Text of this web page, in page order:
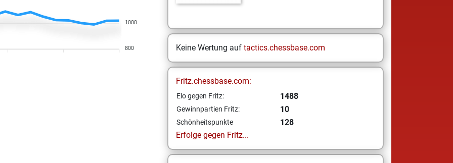
1000
800 Keine Wertung auf tactics.chessbase.com
Fritz.chessbase.com:
Elo gegen Fritz: 1488
Gewinnpartien Fritz: 10
Schönheitspunkte
128
Erfolge gegen Fritz...